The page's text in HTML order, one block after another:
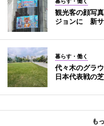
観光客の顔写
ジョンに 新
暮らす・働く
代々木のグラ
日本代表戦の
も